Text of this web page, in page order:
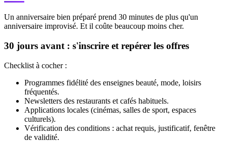
Un anniversaire bien préparé prend 30 minutes de plus qu'un
anniversaire improvisé. Et il coûte beaucoup moins cher.
30 jours avant : s'inscrire et repérer les offres
Checklist à cocher :
Programmes fidélité des enseignes beauté, mode, loisirs
fréquentés.
Newsletters des restaurants et cafés habituels.
Applications locales (cinémas, salles de sport, espaces
culturels).
Vérification des conditions : achat requis, justificatif, fenêtre
de validité.